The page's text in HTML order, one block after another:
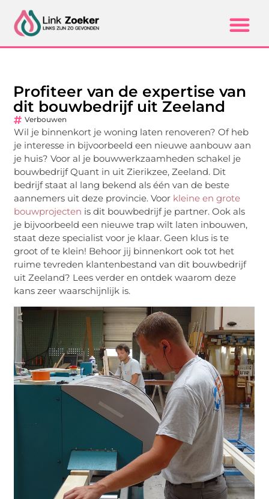
Profiteer van de expertise van
dit bouwbedrijf uit Zeeland
Verbouwen
Wil je binnenkort je woning laten renoveren? Of heb
je interesse in bijvoorbeeld een nieuwe aanbouw aan
je huis? Voor al je bouwwerkzaamheden schakel je
bouwbedrijf Quant in uit Zierikzee, Zeeland. Dit
bedrijf staat al lang bekend als één van de beste
aannemers uit deze provincie. Voor kleine en grote
bouwprojecten is dit bouwbedrijf je partner. Ook als
je bijvoorbeeld een nieuwe trap wilt laten inbouwen,
staat deze specialist voor je klaar. Geen klus is te
groot of te klein! Behoor jij binnenkort ook tot het
ruime tevreden klantenbestand van dit bouwbedrijf
uit Zeeland? Lees verder en ontdek waarom deze
kans zeer waarschijnlijk is.